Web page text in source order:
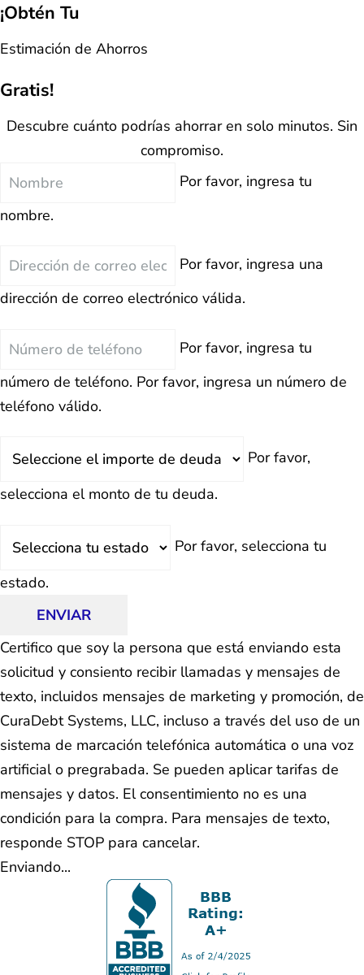
¡Obtén Tu
Estimación de Ahorros
Gratis!
Descubre cuánto podrías ahorrar en solo minutos. Sin
compromiso.
Nombre
Por favor, ingresa tu
nombre.
Correo
Por favor, ingresa una
dirección de correo electrónico válida.
Teléfono
Por favor, ingresa tu
número de teléfono. Por favor, ingresa un número de
teléfono válido.
Por favor,
selecciona el monto de tu deuda.
Por favor, selecciona tu
estado.
ENVIAR
Certifico que soy la persona que está enviando esta
solicitud y consiento recibir llamadas y mensajes de
texto, incluidos mensajes de marketing y promoción, de
CuraDebt Systems, LLC, incluso a través del uso de un
sistema de marcación telefónica automática o una voz
artificial o pregrabada. Se pueden aplicar tarifas de
mensajes y datos. El consentimiento no es una
condición para la compra. Para mensajes de texto,
responde STOP para cancelar.
Enviando...